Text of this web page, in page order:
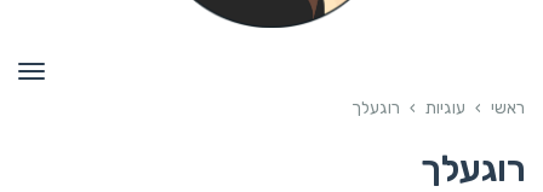
ראשי › עוגיות › רוגעלך
רוגעלך